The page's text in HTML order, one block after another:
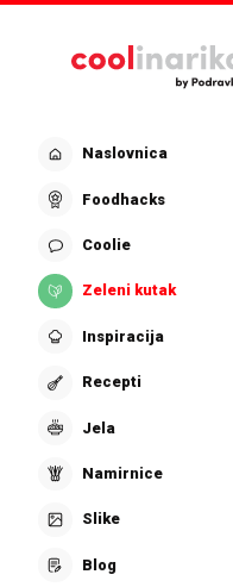
Naslovnica
Foodhacks
Coolie
Zeleni kutak
Inspiracija
Recepti
Jela
Namirnice
Slike
Blog